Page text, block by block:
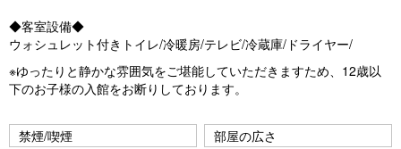
◆客室設備◆
ウォシュレット付きトイレ/冷暖房/テレビ/冷蔵庫/ドライヤー/
※ゆったりと静かな雰囲気をご堪能していただきますため、12歳以
下のお子様の入館をお断りしております。
禁煙/喫煙
部屋の広さ